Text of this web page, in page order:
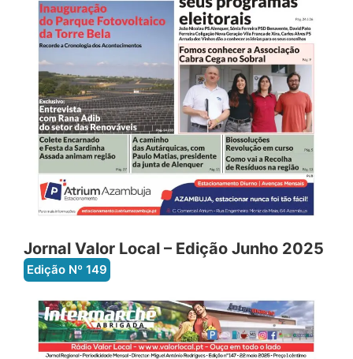
Jornal Valor Local – Edição Junho 2025
Edição Nº 149